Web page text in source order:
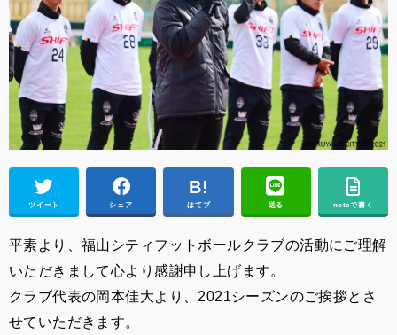
ツイート シェア はてブ 送る noteで書く
平素より、福山シティフットボールクラブの活動にご理解
いただきまして心より感謝申し上げます。
クラブ代表の岡本佳大より、2021シーズンのご挨拶とさ
せていただきます。